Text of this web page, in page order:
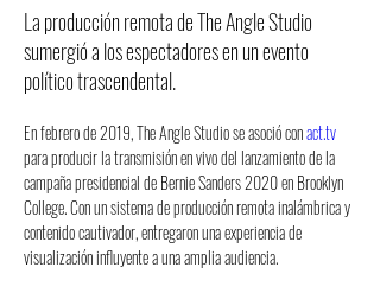
La producción remota de The Angle Studio
sumergió a los espectadores en un evento
político trascendental.
En febrero de 2019, The Angle Studio se asoció con act.tv
para producir la transmisión en vivo del lanzamiento de la
campaña presidencial de Bernie Sanders 2020 en Brooklyn
College. Con un sistema de producción remota inalámbrica y
contenido cautivador, entregaron una experiencia de
visualización influyente a una amplia audiencia.